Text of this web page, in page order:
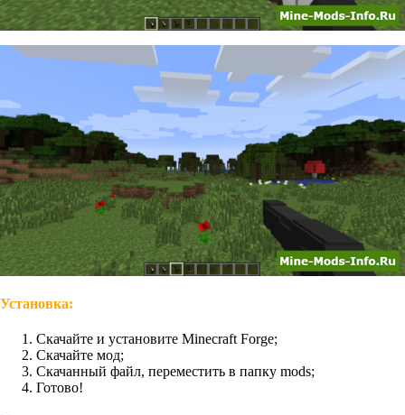
Установка:
Скачайте и установите Minecraft Forge;
Скачайте мод;
Скачанный файл, переместить в папку mods;
Готово!